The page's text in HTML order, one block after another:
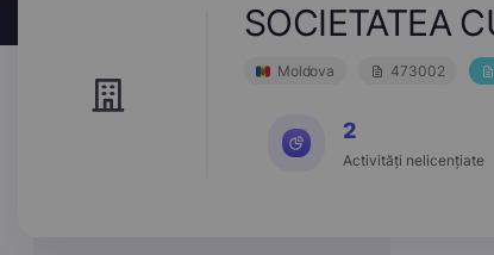
SOCIETATEA
Moldova 473002
2
Activități nelicențiate